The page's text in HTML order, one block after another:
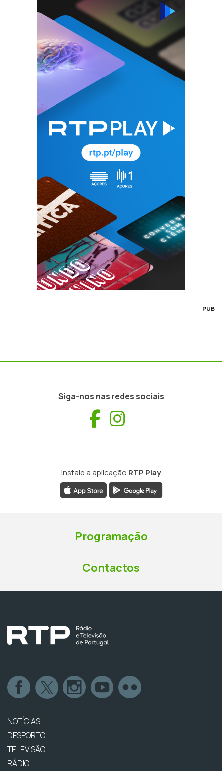
PUB
Siga-nos nas redes sociais
Facebook
Instale a aplicação RTP Play
Programação
Contactos
NOTÍCIAS
DESPORTO
TELEVISÃO
RÁDIO